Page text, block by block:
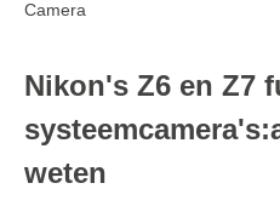
Camera
Nikon's Z6 en Z7
weten